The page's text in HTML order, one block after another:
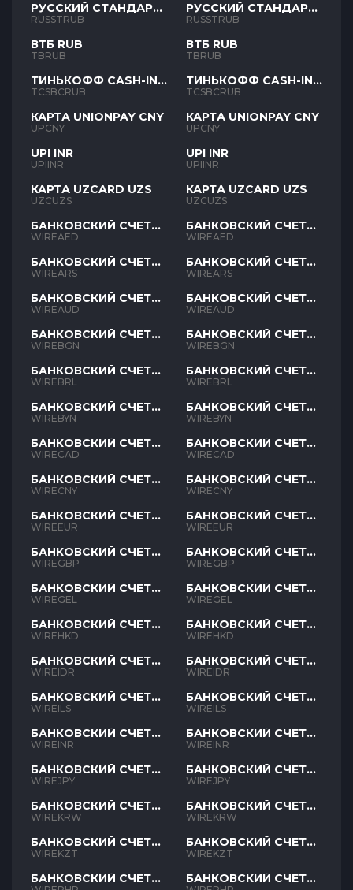
РУССКИЙ СТАНДАРТ
RUB
RUSSTRUB
ВТБ RUB
TBRUB
ТИНЬКОФФ CASH-IN
RUB
TCSBCRUB
КАРТА UNIONPAY CNY
UPCNY
UPI INR
UPIINR
КАРТА UZCARD UZS
UZCUZS
БАНКОВСКИЙ СЧЕТ
AED
WIREAED
БАНКОВСКИЙ СЧЕТ
ARS
WIREARS
БАНКОВСКИЙ СЧЕТ
AUD
WIREAUD
БАНКОВСКИЙ СЧЕТ
BGN
WIREBGN
БАНКОВСКИЙ СЧЕТ
BRL
WIREBRL
БАНКОВСКИЙ СЧЕТ
BYN
WIREBYN
БАНКОВСКИЙ СЧЕТ
CAD
WIRECAD
БАНКОВСКИЙ СЧЕТ
CNY
WIRECNY
БАНКОВСКИЙ СЧЕТ
EUR
WIREEUR
БАНКОВСКИЙ СЧЕТ
GBP
WIREGBP
БАНКОВСКИЙ СЧЕТ
GEL
WIREGEL
БАНКОВСКИЙ СЧЕТ
HKD
WIREHKD
БАНКОВСКИЙ СЧЕТ
IDR
WIREIDR
БАНКОВСКИЙ СЧЕТ
ILS
WIREILS
БАНКОВСКИЙ СЧЕТ
INR
WIREINR
БАНКОВСКИЙ СЧЕТ
JPY
WIREJPY
БАНКОВСКИЙ СЧЕТ
KRW
WIREKRW
БАНКОВСКИЙ СЧЕТ
KZT
WIREKZT
БАНКОВСКИЙ СЧЕТ
РУССКИЙ СТАНДАРТ
RUB
RUSSTRUB
ВТБ RUB
TBRUB
ТИНЬКОФФ CASH-IN
RUB
TCSBCRUB
КАРТА UNIONPAY CNY
UPCNY
UPI INR
UPIINR
КАРТА UZCARD UZS
UZCUZS
БАНКОВСКИЙ СЧЕТ
AED
WIREAED
БАНКОВСКИЙ СЧЕТ
ARS
WIREARS
БАНКОВСКИЙ СЧЕТ
AUD
WIREAUD
БАНКОВСКИЙ СЧЕТ
BGN
WIREBGN
БАНКОВСКИЙ СЧЕТ
BRL
WIREBRL
БАНКОВСКИЙ СЧЕТ
BYN
WIREBYN
БАНКОВСКИЙ СЧЕТ
CAD
WIRECAD
БАНКОВСКИЙ СЧЕТ
CNY
WIRECNY
БАНКОВСКИЙ СЧЕТ
EUR
WIREEUR
БАНКОВСКИЙ СЧЕТ
GBP
WIREGBP
БАНКОВСКИЙ СЧЕТ
GEL
WIREGEL
БАНКОВСКИЙ СЧЕТ
HKD
WIREHKD
БАНКОВСКИЙ СЧЕТ
IDR
WIREIDR
БАНКОВСКИЙ СЧЕТ
ILS
WIREILS
БАНКОВСКИЙ СЧЕТ
INR
WIREINR
БАНКОВСКИЙ СЧЕТ
JPY
WIREJPY
БАНКОВСКИЙ СЧЕТ
KRW
WIREKRW
БАНКОВСКИЙ СЧЕТ
KZT
WIREKZT
БАНКОВСКИЙ СЧЕТ